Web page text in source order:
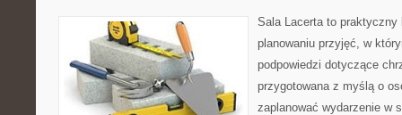
Sala Lacerta to praktyczny
planowaniu przyjęć, w
podpowiedzi dotyczące
przygotowana z myślą o
zaplanować wydarzenie w